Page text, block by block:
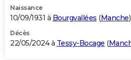
Naissance
10/09/1931 à Bourgvallées (Manche)
Décès
22/05/2024 à Tessy-Bocage (